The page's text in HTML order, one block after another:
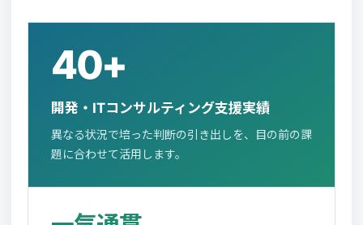
40+
開発・ITコンサルティング支援実績
異なる状況で培った判断の引き出しを、目の前の課
題に合わせて活用します。